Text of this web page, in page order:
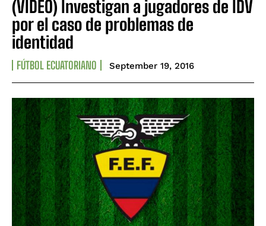
(VIDEO) Investigan a jugadores de IDV
por el caso de problemas de
identidad
FÚTBOL ECUATORIANO September 19, 2016